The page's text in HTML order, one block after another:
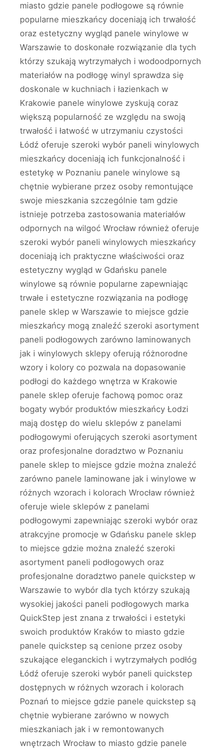
miasto gdzie panele podłogowe są równie
popularne mieszkańcy doceniają ich trwałość
oraz estetyczny wygląd panele winylowe w
Warszawie to doskonałe rozwiązanie dla tych
którzy szukają wytrzymałych i wodoodpornych
materiałów na podłogę winyl sprawdza się
doskonale w kuchniach i łazienkach w
Krakowie panele winylowe zyskują coraz
większą popularność ze względu na swoją
trwałość i łatwość w utrzymaniu czystości
Łódź oferuje szeroki wybór paneli winylowych
mieszkańcy doceniają ich funkcjonalność i
estetykę w Poznaniu panele winylowe są
chętnie wybierane przez osoby remontujące
swoje mieszkania szczególnie tam gdzie
istnieje potrzeba zastosowania materiałów
odpornych na wilgoć Wrocław również oferuje
szeroki wybór paneli winylowych mieszkańcy
doceniają ich praktyczne właściwości oraz
estetyczny wygląd w Gdańsku panele
winylowe są równie popularne zapewniając
trwałe i estetyczne rozwiązania na podłogę
panele sklep w Warszawie to miejsce gdzie
mieszkańcy mogą znaleźć szeroki asortyment
paneli podłogowych zarówno laminowanych
jak i winylowych sklepy oferują różnorodne
wzory i kolory co pozwala na dopasowanie
podłogi do każdego wnętrza w Krakowie
panele sklep oferuje fachową pomoc oraz
bogaty wybór produktów mieszkańcy Łodzi
mają dostęp do wielu sklepów z panelami
podłogowymi oferujących szeroki asortyment
oraz profesjonalne doradztwo w Poznaniu
panele sklep to miejsce gdzie można znaleźć
zarówno panele laminowane jak i winylowe w
różnych wzorach i kolorach Wrocław również
oferuje wiele sklepów z panelami
podłogowymi zapewniając szeroki wybór oraz
atrakcyjne promocje w Gdańsku panele sklep
to miejsce gdzie można znaleźć szeroki
asortyment paneli podłogowych oraz
profesjonalne doradztwo panele quickstep w
Warszawie to wybór dla tych którzy szukają
wysokiej jakości paneli podłogowych marka
QuickStep jest znana z trwałości i estetyki
swoich produktów Kraków to miasto gdzie
panele quickstep są cenione przez osoby
szukające eleganckich i wytrzymałych podłóg
Łódź oferuje szeroki wybór paneli quickstep
dostępnych w różnych wzorach i kolorach
Poznań to miejsce gdzie panele quickstep są
chętnie wybierane zarówno w nowych
mieszkaniach jak i w remontowanych
wnętrzach Wrocław to miasto gdzie panele